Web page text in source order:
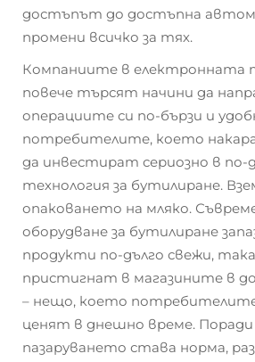
достъпът до достъпна
промени всичко за тях.
Компаниите в електронната
повече търсят начини да
операциите си по-бързи и
потребителите, което
да инвестират сериозно в по-
технология за бутилиране.
опаковането на мляко.
оборудване за бутилиране
продукти по-дълго свежи,
пристигнат в магазините в
– нещо, което
ценят в днешно време. Поради
пазаруването става норма,